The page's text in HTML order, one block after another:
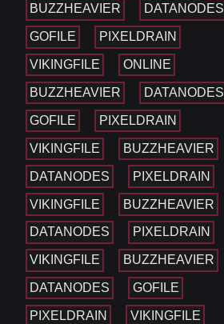
BUZZHEAVIER DATANODES
GOFILE PIXELDRAIN
VIKINGFILE ONLINE
BUZZHEAVIER DATANODES
GOFILE PIXELDRAIN
VIKINGFILE BUZZHEAVIER
DATANODES PIXELDRAIN
VIKINGFILE BUZZHEAVIER
DATANODES PIXELDRAIN
VIKINGFILE BUZZHEAVIER
DATANODES GOFILE
PIXELDRAIN VIKINGFILE